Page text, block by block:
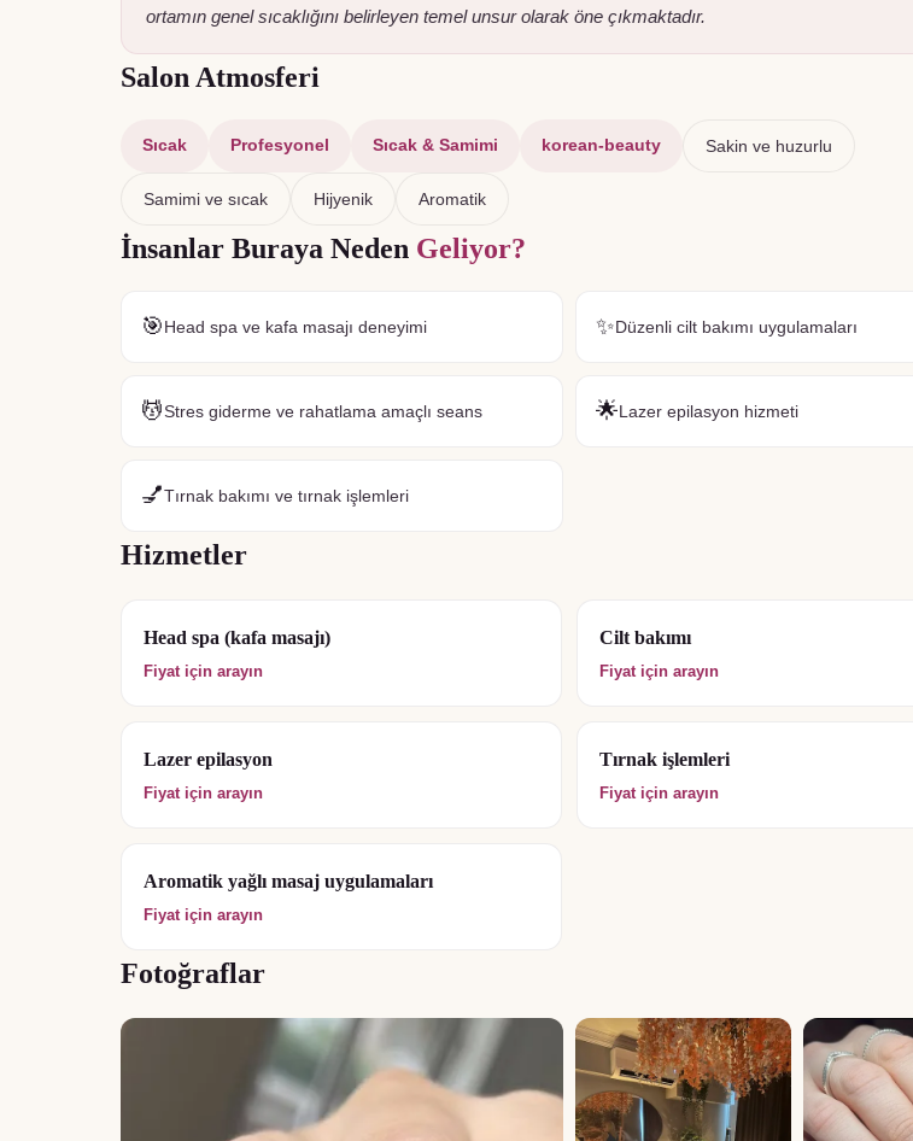
ortamın genel sıcaklığını belirleyen temel unsur olarak öne çıkmaktadır.
Salon Atmosferi
Sıcak Profesyonel Sıcak & Samimi korean-beauty Sakin ve huzurlu
Samimi ve sıcak Hijyenik Aromatik
İnsanlar Buraya Neden Geliyor?
🎯Head spa ve kafa masajı deneyimi ✨Düzenli cilt bakımı uygulamaları
💆Stres giderme ve rahatlama amaçlı seans 🌟Lazer epilasyon hizmeti
💅Tırnak bakımı ve tırnak işlemleri
Hizmetler
Head spa (kafa masajı)
Fiyat için arayın
Cilt bakımı
Fiyat için arayın
Lazer epilasyon
Fiyat için arayın
Tırnak işlemleri
Fiyat için arayın
Aromatik yağlı masaj uygulamaları
Fiyat için arayın
Fotoğraflar